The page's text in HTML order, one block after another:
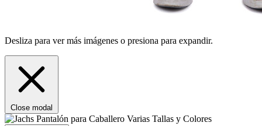
Desliza para ver más imágenes o presiona para expandir.
Close modal